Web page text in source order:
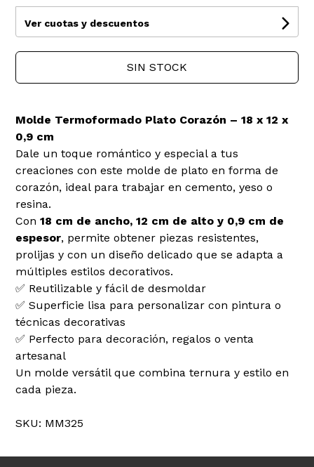
Ver cuotas y descuentos
SIN STOCK
Molde Termoformado Plato Corazón – 18 x 12 x
0,9 cm
Dale un toque romántico y especial a tus
creaciones con este molde de plato en forma de
corazón, ideal para trabajar en cemento, yeso o
resina.
Con18 cm de ancho, 12 cm de alto y 0,9 cm de
espesor, permite obtener piezas resistentes,
prolijas y con un diseño delicado que se adapta a
múltiples estilos decorativos.
✅ Reutilizable y fácil de desmoldar
✅ Superficie lisa para personalizar con pintura o
técnicas decorativas
✅ Perfecto para decoración, regalos o venta
artesanal
Un molde versátil que combina ternura y estilo en
cada pieza.
SKU: MM325